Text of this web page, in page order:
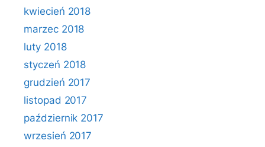
kwiecień 2018
marzec 2018
luty 2018
styczeń 2018
grudzień 2017
listopad 2017
październik 2017
wrzesień 2017